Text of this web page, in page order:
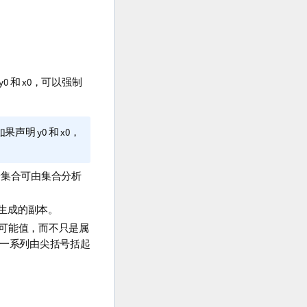
和x0，可以强制
果声明y0和x0，
合可由集合分析
的副本。
能值，而不只是属
系列由尖括号括起